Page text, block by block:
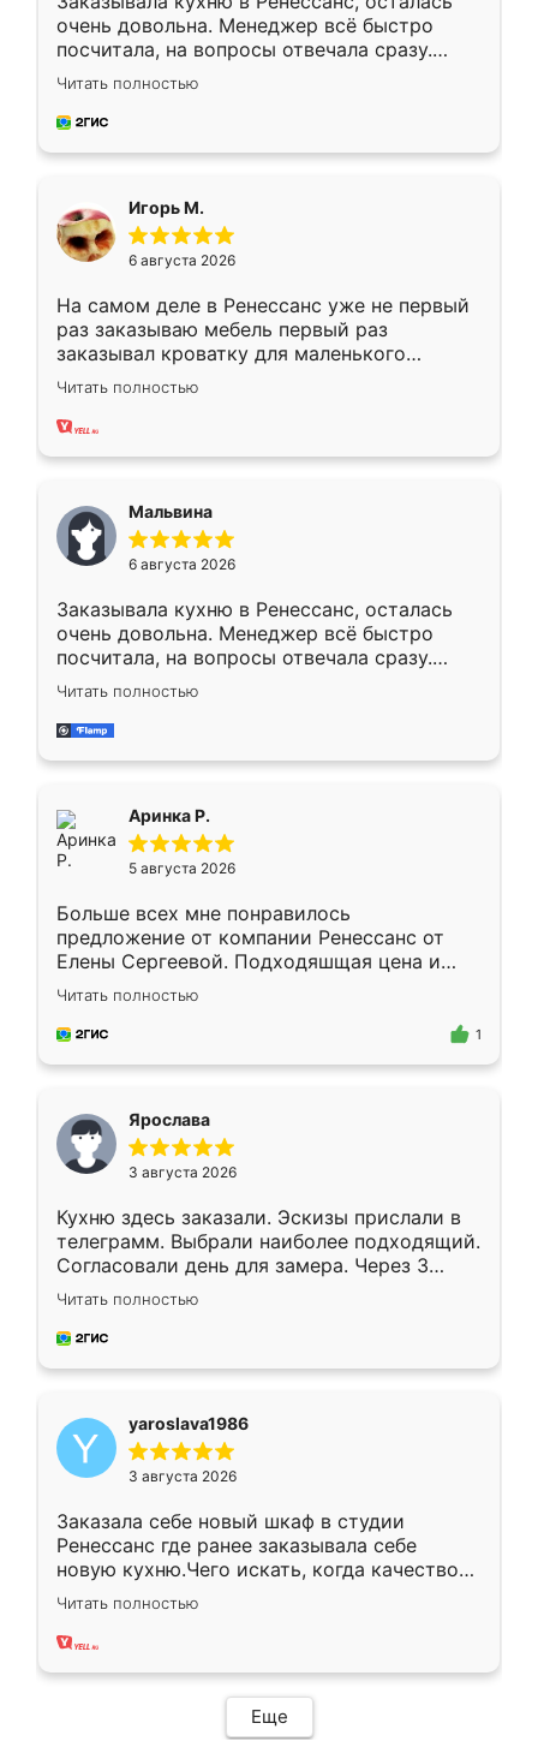
очень довольна. Менеджер всё быстро
посчитала, на вопросы отвечала сразу.
Замерщик приехал в субботу, подошёл к
делу со всей ответственностью. Собрали
за день, ребята работали аккуратно, даже
Читать полностью
Игорь М.
6 августа 2026
На самом деле в Ренессанс уже не первый
раз заказываю мебель первый раз
заказывал кроватку для маленького
ребёнка при его рождении ,во второй раз
заказал шкаф-купе. По качеству очень
хорошее сборка достаточно быстрая,
меньше, здесь же он более разнообразный.
Мне нравится ,если что-то потребуется из
мебели буду заказывать только здесь.
Читать полностью
Мальвина
6 августа 2026
Заказывала кухню в Ренессанс, осталась
очень довольна. Менеджер всё быстро
посчитала, на вопросы отвечала сразу.
Замерщик приехал в субботу, подошёл к
делу со всей ответственностью. Собрали
за день, ребята работали аккуратно, даже
Читать полностью
Аринка Р.
5 августа 2026
Больше всех мне понравилось
предложение от компании Ренессанс от
Елены Сергеевой. Подходяшщая цена и
короткие сроки изготовления. Приехавший
для замера сотрудник Владислав
предложил по моему эскизу самый
Читать полностью
1
Ярослава
3 августа 2026
Кухню здесь заказали. Эскизы прислали в
телеграмм. Выбрали наиболее подходящий.
Согласовали день для замера. Через 3
недели кухня была уже готова. Остались
довольны работой. Спасибо Ренессанс
мебель за качественную работу!
Читать полностью
yaroslava1986
3 августа 2026
Заказала себе новый шкаф в студии
Ренессанс где ранее заказывала себе
новую кухню.Чего искать, когда качеством
вполне довольна. Служит кухня уже почти
два года, нареканий нет.
Читать полностью
Еще